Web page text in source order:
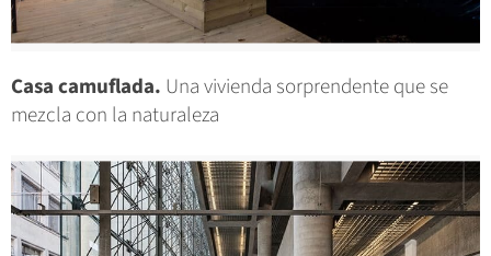
Casa camuflada. Una vivienda sorprendente que se
mezcla con la naturaleza